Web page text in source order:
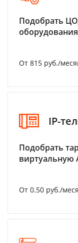
Подобрать
оборудования
От 815 руб./
IP-
Подобрать
виртуальную
От 0.50 руб./